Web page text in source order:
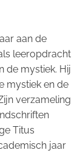
aan de
leeropdracht
de mystiek. Hij
mystiek en de
verzameling
Titus
jaar